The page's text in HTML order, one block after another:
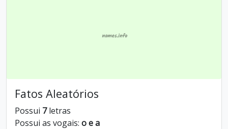
Fatos Aleatórios
Possui 7letras
Possui as vogais: o e a